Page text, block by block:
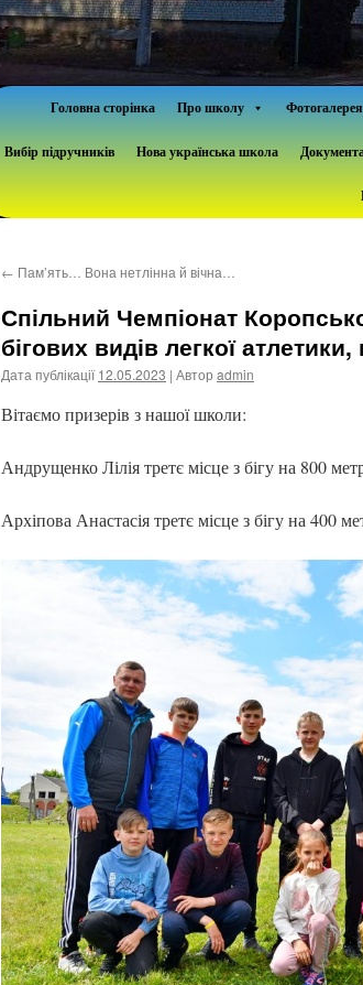
Головна сторінка Про школу Фотогалерея
Вибір підручників Нова українська школа
← Пам’ять… Вона нетлінна й вічна…
Спільний Чемпіонат
бігових видів легкої
Дата публікації 12.05.2023 | Автор admin
Вітаємо призерів з нашої школи:
Андрущенко Лілія третє місце з бігу на 800
Архіпова Анастасія третє місце з бігу на 400